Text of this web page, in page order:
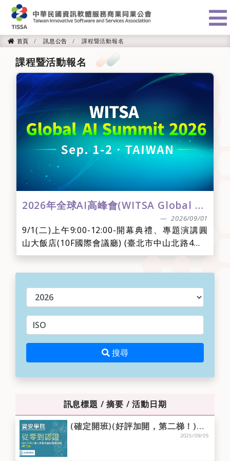
首頁
首頁 訊息公告 課程暨活動報名
課程暨活動報名
2026年全球AI高峰會(WITSA Global AI Summit 2026)
2026/09/01
9/1(二)上午9:00-12:00-開幕典禮、專題演講圓
山大飯店(10F國際會議廳) (臺北市中山北路4段1
號)時間議程主講人09:00-09:30報到09:30-09:35
商業同業公會(TISSA)理事長、世界創新...
年度
請輸入關鍵字
搜尋
搜尋
訊息標題 / 摘要 / 活動日期
(確定開班)(好評加開，第二梯！)【資安學院】9/5 從零到認證- ISO 27001導入步驟及重點前導課程
2025/09/05